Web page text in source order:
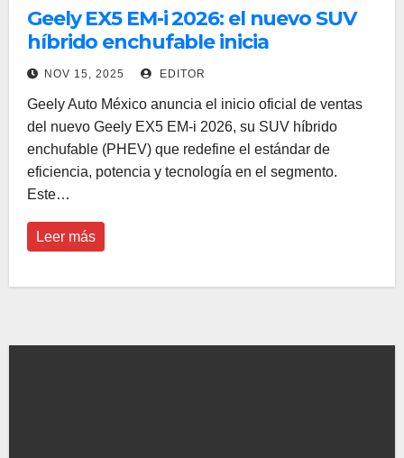
Geely EX5 EM-i 2026: el nuevo SUV
híbrido enchufable inicia
oficialmente ventas en México
NOV 15, 2025 EDITOR
Geely Auto México anuncia el inicio oficial de ventas
del nuevo Geely EX5 EM-i 2026, su SUV híbrido
enchufable (PHEV) que redefine el estándar de
eficiencia, potencia y tecnología en el segmento.
Este…
Leer más